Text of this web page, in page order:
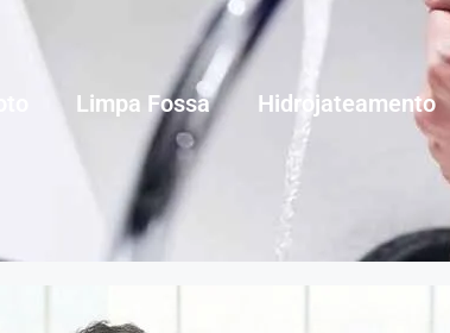
Limpa Fossa
Hidrojateamento